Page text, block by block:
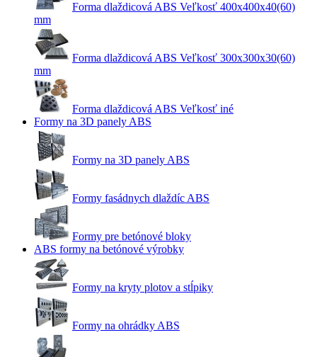
Forma dlaždicová ABS Veľkosť 400x400x40(60)
mm
Forma dlaždicová ABS Veľkosť 300x300x30(60)
mm
Forma dlaždicová ABS Veľkosť iné
Formy na 3D panely ABS
Formy na 3D panely ABS
Formy fasádnych dlaždíc ABS
Formy pre betónové bloky
ABS formy na betónové výrobky
Formy na kryty plotov a stĺpiky
Formy na ohrádky ABS